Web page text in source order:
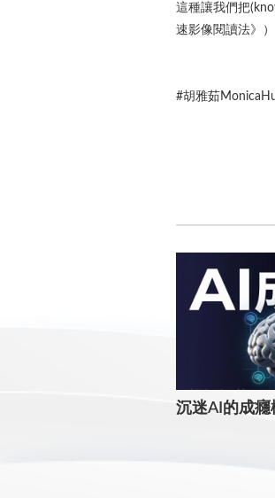
這種讓我們把
速影像閱讀法》）
#胡雅茹
沉迷AI的成癮